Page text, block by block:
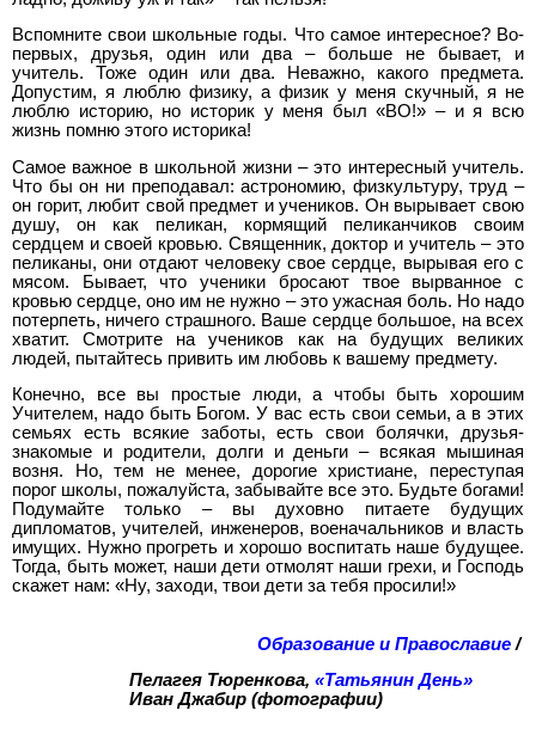
Вспомните свои школьные годы. Что самое интересное? Во-
первых, друзья, один или два – больше не бывает, и
учитель. Тоже один или два. Неважно, какого предмета.
Допустим, я люблю физику, а физик у меня скучный, я не
люблю историю, но историк у меня был «ВО!» – и я всю
жизнь помню этого историка!
Самое важное в школьной жизни – это интересный учитель.
Что бы он ни преподавал: астрономию, физкультуру, труд –
он горит, любит свой предмет и учеников. Он вырывает свою
душу, он как пеликан, кормящий пеликанчиков своим
сердцем и своей кровью. Священник, доктор и учитель – это
пеликаны, они отдают человеку свое сердце, вырывая его с
мясом. Бывает, что ученики бросают твое вырванное с
кровью сердце, оно им не нужно – это ужасная боль. Но надо
потерпеть, ничего страшного. Ваше сердце большое, на всех
хватит. Смотрите на учеников как на будущих великих
людей, пытайтесь привить им любовь к вашему предмету.
Конечно, все вы простые люди, а чтобы быть хорошим
Учителем, надо быть Богом. У вас есть свои семьи, а в этих
семьях есть всякие заботы, есть свои болячки, друзья-
знакомые и родители, долги и деньги – всякая мышиная
возня. Но, тем не менее, дорогие христиане, переступая
порог школы, пожалуйста, забывайте все это. Будьте богами!
Подумайте только – вы духовно питаете будущих
дипломатов, учителей, инженеров, военачальников и власть
имущих. Нужно прогреть и хорошо воспитать наше будущее.
Тогда, быть может, наши дети отмолят наши грехи, и Господь
скажет нам: «Ну, заходи, твои дети за тебя просили!»
Образование и Православие /
Пелагея Тюренкова, «Татьянин День»
Иван Джабир (фотографии)